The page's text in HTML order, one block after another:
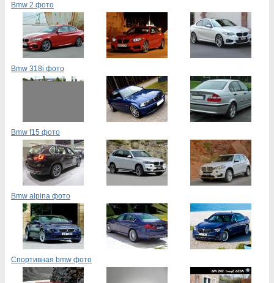
Bmw 2 фото
Bmw 318i фото
Bmw f15 фото
Bmw alpina фото
Спортивная bmw фото